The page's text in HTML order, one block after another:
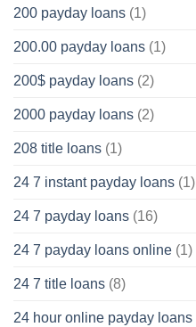
200 payday loans (1)
200.00 payday loans (1)
200$ payday loans (2)
2000 payday loans (2)
208 title loans (1)
24 7 instant payday loans (1)
24 7 payday loans (16)
24 7 payday loans online (1)
24 7 title loans (8)
24 hour online payday loans